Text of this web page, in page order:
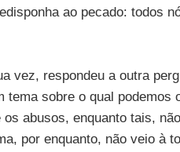
ao pecado: todos
vez, respondeu a outra
tema sobre o qual podemos
abusos, enquanto tais,
por enquanto, não veio à